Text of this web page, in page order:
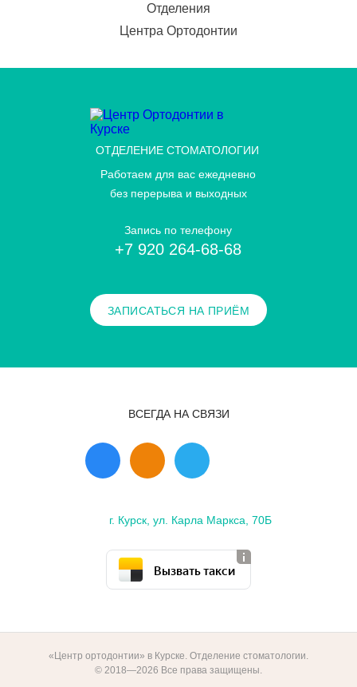
Отделения
Центра Ортодонтии
ОТДЕЛЕНИЕ СТОМАТОЛОГИИ
Работаем для вас ежедневно
без перерыва и выходных
Запись по телефону
+7 920 264-68-68
ЗАПИСАТЬСЯ НА ПРИЁМ
ВСЕГДА НА СВЯЗИ
г. Курск, ул. Карла Маркса, 70Б
Вызвать такси
«Центр ортодонтии» в Курске. Отделение стоматологии.
© 2018—2026 Все права защищены.